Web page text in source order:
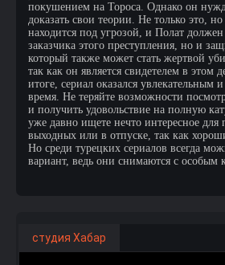
покушением на Тороса. Однако он
доказать свои теории. Не только это,
находится под угрозой, и Полат
заказчика этого преступления, но и
который также может стать жертвой
так как он является свидетелем в этом
итоге, сериал оказался увлекательным
время. Не теряйте возможности
и получить удовольствие на полную
уже давно ищете нечто интересное для
выходных или в отпуске, так как
Но среди турецких сериалов всегда
вариант, ведь они снимаются с особым
студия Хабар